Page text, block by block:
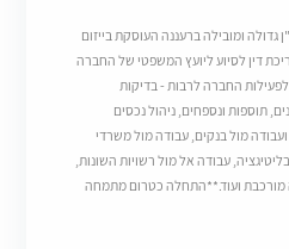
ומובילה ברעננה העוסקת בייזום
דין לסיוע ליועץ המשפטי של החברה
החברה לרבות - בדיקות
תוספות ונספחים, ניהול נכסים
ועבודה מול בנקים, עבודה מול משרדי
עבודה אל מול רשויות השונות,
ועוד.**התחלה כטרום מתמחה